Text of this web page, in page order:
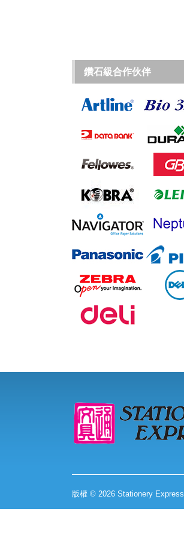
鑽石級合作伙伴
版權 © 2026 Stationery Express